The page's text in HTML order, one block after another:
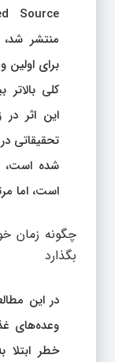
Source
منتشر
برای
کلی
این اثر
تحقیقاتی
شده است،
است، اما
چگونه زمان
بگذارد
در این
وعده‌های
خطر ابتلا